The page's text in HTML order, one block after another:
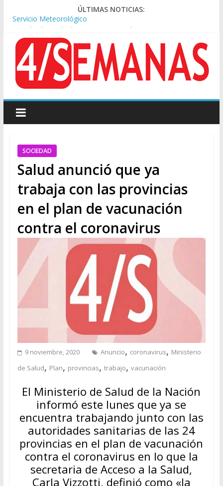
ÚLTIMAS NOTICIAS:
Los alquileres de departamentos en la CABA aumentaron
Represión frente al Congreso: tres detenidos durante la
protesta contra la Ley de Propiedad Privada
Sturzenegger defendió la Ley de Tierras y lamentó el retiro
del capítulo de extranjerización
Sáenz endurece su postura: rechaza cambios en Manejo del
Tormentas severas y fuertes ráfagas de viento: alerta del
Servicio Meteorológico
SOCIEDAD
Salud anunció que ya
trabaja con las provincias
en el plan de vacunación
contra el coronavirus
9 noviembre, 2020 Anuncio, coronavirus, Ministerio
de Salud, Plan, provincias, trabajo, vacunación
El Ministerio de Salud de la Nación
informó este lunes que ya se
encuentra trabajando junto con las
autoridades sanitarias de las 24
provincias en el plan de vacunación
contra el coronavirus en lo que la
secretaria de Acceso a la Salud,
Carla Vizzotti, definió como «la